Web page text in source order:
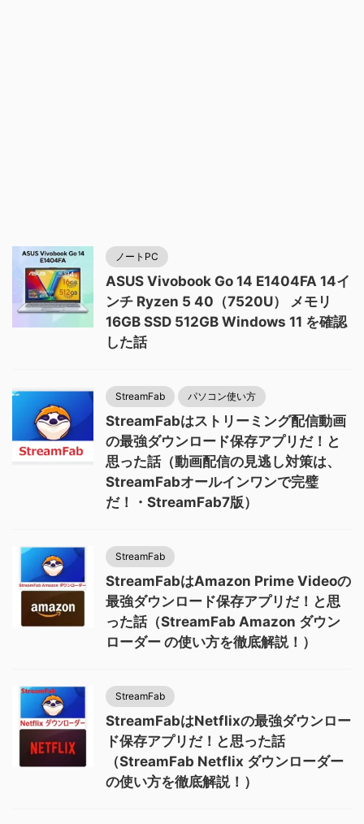
ノートPC
ASUS Vivobook Go 14 E1404FA 14イ
ンチ Ryzen 5 40（7520U） メモリ
16GB SSD 512GB Windows 11 を確認
した話
StreamFab パソコン使い方
StreamFabはストリーミング配信動画
の最強ダウンロード保存アプリだ！と
思った話（動画配信の見逃し対策は、
StreamFabオールインワンで完璧
だ！・StreamFab7版）
StreamFab
StreamFabはAmazon Prime Videoの
最強ダウンロード保存アプリだ！と思
った話（StreamFab Amazon ダウン
ローダー の使い方を徹底解説！）
StreamFab
StreamFabはNetflixの最強ダウンロー
ド保存アプリだ！と思った話
（StreamFab Netflix ダウンローダー
の使い方を徹底解説！）